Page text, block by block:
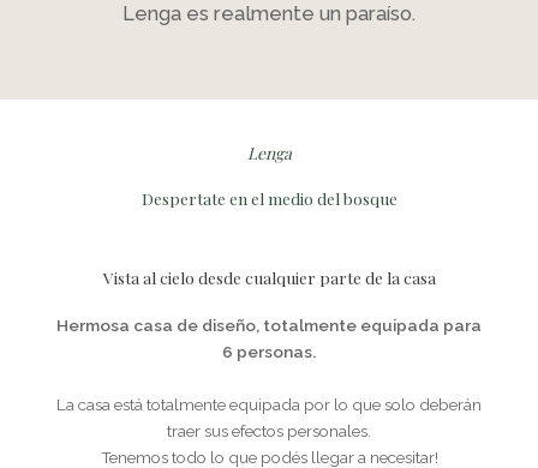
Lenga es realmente un paraíso.
Lenga
Despertate en el medio del bosque
Vista al cielo desde cualquier parte de la casa
Hermosa casa de diseño, totalmente equipada para
6 personas.
La casa está totalmente equipada por lo que solo deberán
traer sus efectos personales.
Tenemos todo lo que podés llegar a necesitar!